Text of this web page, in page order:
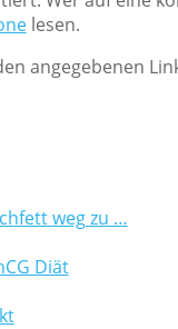
lesen.
angegebenen
weg zu …
Diät